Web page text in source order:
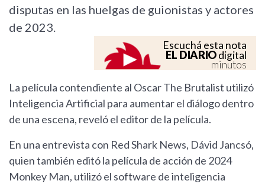
disputas en las huelgas de guionistas y actores
de 2023.
Escuchá esta nota
EL DIARIOdigital
minutos
La película contendiente al Oscar The Brutalist utilizó
Inteligencia Artificial para aumentar el diálogo dentro
de una escena, reveló el editor de la película.
En una entrevista con Red Shark News, Dávid Jancsó,
quien también editó la película de acción de 2024
Monkey Man, utilizó el software de inteligencia